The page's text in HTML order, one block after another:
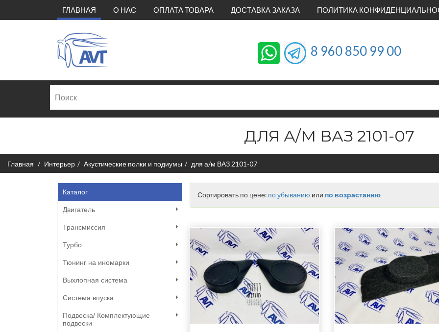
ГЛАВНАЯ (CURRENT)
О НАС ОПЛАТА ТОВАРА ДОСТАВКА ЗАКАЗА ПОЛИТИКА
8 960 850 99 00
ДЛЯ А/М ВАЗ 2101-07
Главная Интерьер Акустические полки и подиумы для а/м ВАЗ 2101-07
Каталог
Двигатель
Трансмиссия
Турбо
Тюнинг на иномарки
Выхлопная система
Система впуска
Подвеска/ Комплектующие
подвески
Сортировать по цене: по убыванию или по возрастанию